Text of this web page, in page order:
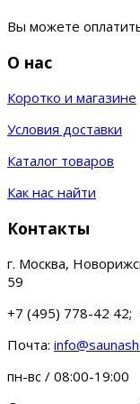
Вы можете
О нас
Коротко и магазине
Условия доставки
Каталог товаров
Как нас найти
Контакты
г. Москва,
59
+7 (495) 778-42
Почта:
пн-вс / 08:00-19:00